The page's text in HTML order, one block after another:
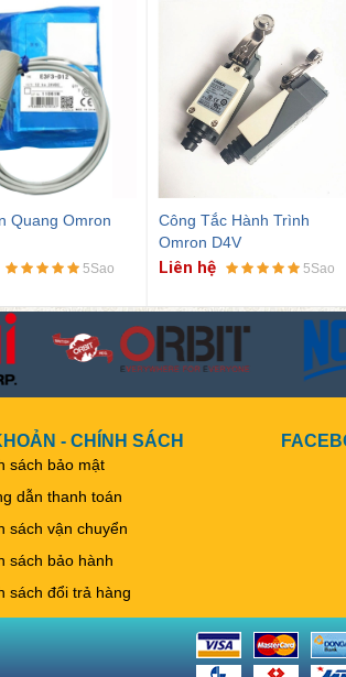
Quang Omron
5Sao
Công Tắc Hành Trình
Omron D4V
Liên hệ 5Sao
- CHÍNH SÁCH
sách bảo mật
dẫn thanh toán
sách vận chuyển
sách bảo hành
sách đổi trả hàng